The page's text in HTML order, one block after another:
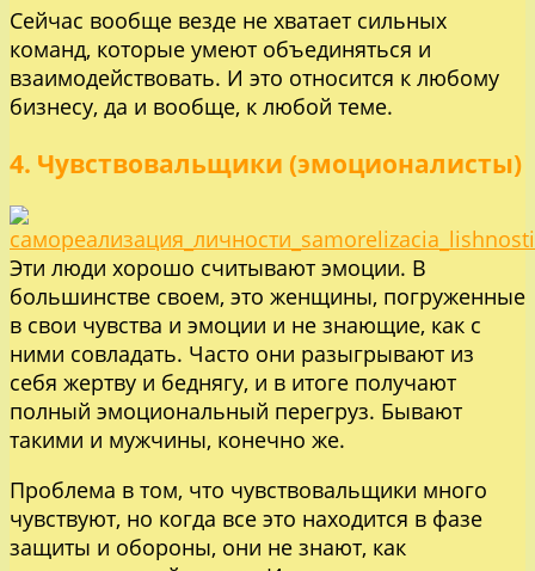
Сейчас вообще везде не хватает сильных
команд, которые умеют объединяться и
взаимодействовать. И это относится к любому
бизнесу, да и вообще, к любой теме.
4. Чувствовальщики (эмоционалисты)
Эти люди хорошо считывают эмоции. В
большинстве своем, это женщины, погруженные
в свои чувства и эмоции и не знающие, как с
ними совладать. Часто они разыгрывают из
себя жертву и беднягу, и в итоге получают
полный эмоциональный перегруз. Бывают
такими и мужчины, конечно же.
Проблема в том, что чувствовальщики много
чувствуют, но когда все это находится в фазе
защиты и обороны, они не знают, как